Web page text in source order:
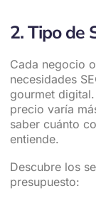
2. Tipo de
Cada negocio
necesidades
gourmet
precio varía
saber cuánto
entiende.
Descubre los
presupuesto: